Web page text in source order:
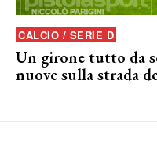
CALCIO / SERIE D
Un girone tutto da
nuove sulla strada